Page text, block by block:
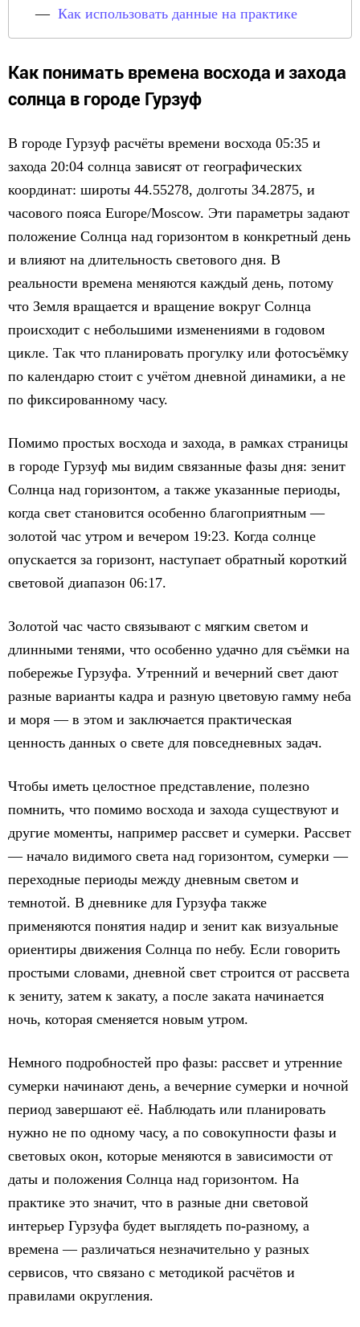
Как использовать данные на практике
Как понимать времена восхода и захода
солнца в городе Гурзуф
В городе Гурзуф расчёты времени восхода 05:35 и
захода 20:04 солнца зависят от географических
координат: широты 44.55278, долготы 34.2875, и
часового пояса Europe/Moscow. Эти параметры задают
положение Солнца над горизонтом в конкретный день
и влияют на длительность светового дня. В
реальности времена меняются каждый день, потому
что Земля вращается и вращение вокруг Солнца
происходит с небольшими изменениями в годовом
цикле. Так что планировать прогулку или фотосъёмку
по календарю стоит с учётом дневной динамики, а не
по фиксированному часу.
Помимо простых восхода и захода, в рамках страницы
в городе Гурзуф мы видим связанные фазы дня: зенит
Солнца над горизонтом, а также указанные периоды,
когда свет становится особенно благоприятным —
золотой час утром и вечером 19:23. Когда солнце
опускается за горизонт, наступает обратный короткий
световой диапазон 06:17.
Золотой час часто связывают с мягким светом и
длинными тенями, что особенно удачно для съёмки на
побережье Гурзуфа. Утренний и вечерний свет дают
разные варианты кадра и разную цветовую гамму неба
и моря — в этом и заключается практическая
ценность данных о свете для повседневных задач.
Чтобы иметь целостное представление, полезно
помнить, что помимо восхода и захода существуют и
другие моменты, например рассвет и сумерки. Рассвет
— начало видимого света над горизонтом, сумерки —
переходные периоды между дневным светом и
темнотой. В дневнике для Гурзуфа также
применяются понятия надир и зенит как визуальные
ориентиры движения Солнца по небу. Если говорить
простыми словами, дневной свет строится от рассвета
к зениту, затем к закату, а после заката начинается
ночь, которая сменяется новым утром.
Немного подробностей про фазы: рассвет и утренние
сумерки начинают день, а вечерние сумерки и ночной
период завершают её. Наблюдать или планировать
нужно не по одному часу, а по совокупности фазы и
световых окон, которые меняются в зависимости от
даты и положения Солнца над горизонтом. На
практике это значит, что в разные дни световой
интерьер Гурзуфа будет выглядеть по-разному, а
времена — различаться незначительно у разных
сервисов, что связано с методикой расчётов и
правилами округления.